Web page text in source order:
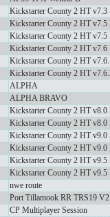
Kickstarter County 2 HT
Kickstarter County 2 HT v7.5
Kickstarter County 2 HT
Kickstarter County 2 HT v7.6
Kickstarter County 2 HT
Kickstarter County 2 HT
ALPHA
ALPHA BRAVO
Kickstarter County 2 HT v8.0
Kickstarter County 2 HT v8.0
Kickstarter County 2 HT v9.0
Kickstarter County 2 HT
Kickstarter County 2 HT v9.5
Kickstarter County 2 HT
nwe route
Port Tillamook RR TRS19 V2
CP Multiplayer Session